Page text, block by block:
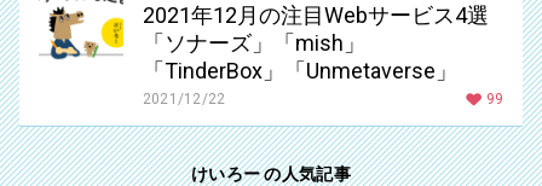
2021年12月の注目Webサービス4選
「ソナーズ」「mish」
「TinderBox」「Unmetaverse」
2021/12/22 99
けいろー の人気記事